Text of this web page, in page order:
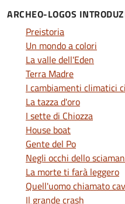
ARCHEO-LOGOS
Preistoria
Un mondo a colori
La valle dell'Eden
Terra Madre
I cambiamenti climatici
La tazza d'oro
I sette di Chiozza
House boat
Gente del Po
Negli occhi dello
La morte ti farà leggero
Quell'uomo chiamato
Il grande crash